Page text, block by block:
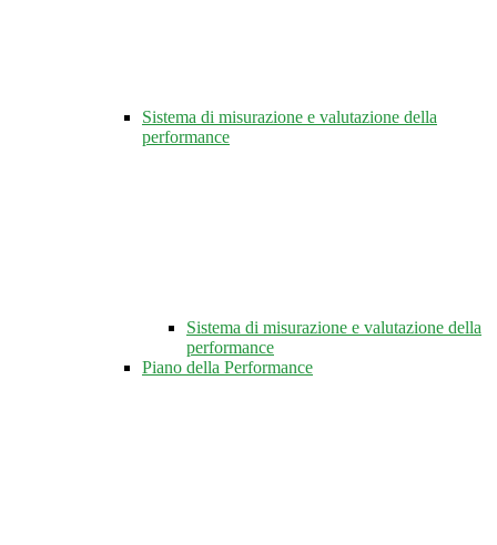
Sistema di misurazione e valutazione della
performance
Sistema di misurazione e valutazione della
performance
Piano della Performance